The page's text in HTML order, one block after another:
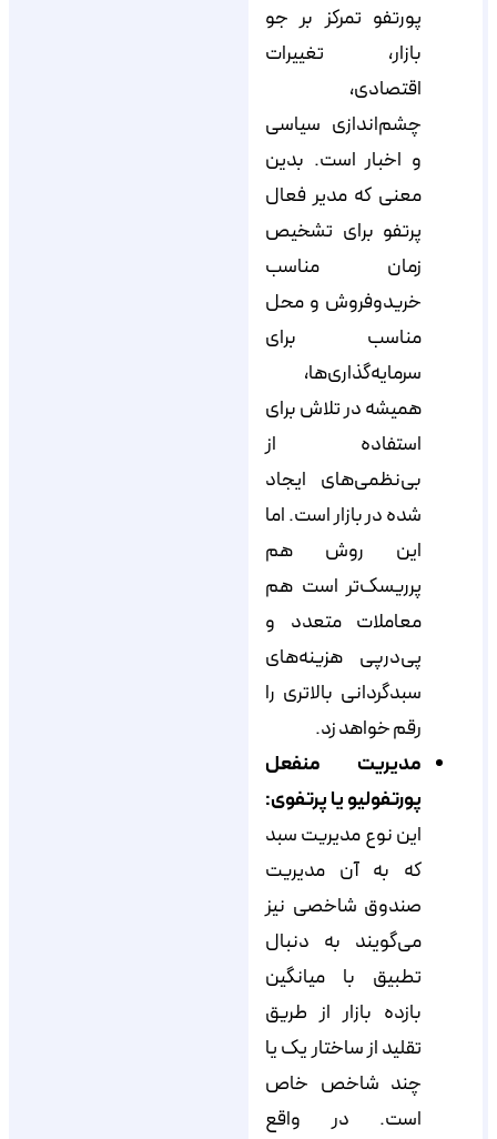
پورتفو تمرکز بر جو
بازار، تغییرات
اقتصادی،
چشم‌اندازی سیاسی
و اخبار است. بدین
معنی که مدیر فعال
پرتفو برای تشخیص
زمان مناسب
خریدوفروش و محل
مناسب برای
سرمایه‌گذاری‌ها،
همیشه در تلاش برای
استفاده از
بی‌نظمی‌های ایجاد
شده در بازار است. اما
این روش هم
پرریسک‌تر است هم
معاملات متعدد و
پی‌در‌پی هزینه‌های
سبدگردانی بالاتری را
رقم خواهد زد.
مدیریت منفعل
پورتفولیو یا پرتفوی:
این نوع مدیریت سبد
که به آن مدیریت
صندوق شاخصی نیز
می‌گویند به دنبال
تطبیق با میانگین
بازده بازار از طریق
تقلید از ساختار یک یا
چند شاخص خاص
است. در واقع